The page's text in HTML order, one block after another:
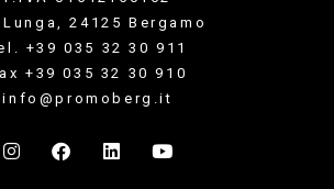
24125 Bergamo
+39 035 32 30 911
+39 035 32 30 910
info@promoberg.it